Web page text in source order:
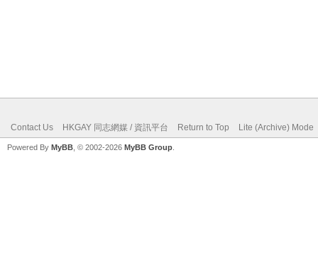
Contact Us HKGAY 同志網媒 / 資訊平台 Return to Top Lite (Archive) Mode
Powered By MyBB , © 2002-2026 MyBB Group